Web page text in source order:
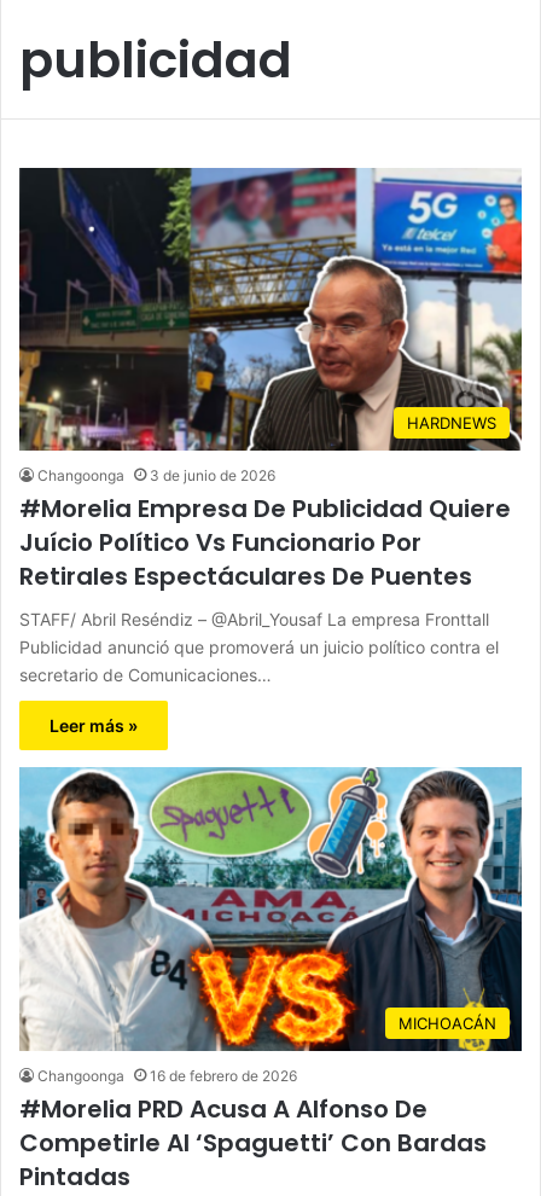
publicidad
HARDNEWS
Changoonga 3 de junio de 2026
#Morelia Empresa De Publicidad Quiere
Juício Político Vs Funcionario Por
Retirales Espectáculares De Puentes
STAFF/ Abril Reséndiz – @Abril_Yousaf La empresa Fronttall
Publicidad anunció que promoverá un juicio político contra el
secretario de Comunicaciones…
Leer más »
MICHOACÁN
Changoonga 16 de febrero de 2026
#Morelia PRD Acusa A Alfonso De
Competirle Al ‘Spaguetti’ Con Bardas
Pintadas